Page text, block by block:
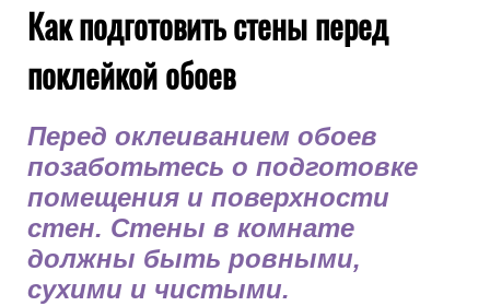
Как подготовить стены перед
поклейкой обоев
Перед оклеиванием обоев
позаботьтесь о подготовке
помещения и поверхности
стен. Стены в комнате
должны быть ровными,
сухими и чистыми.